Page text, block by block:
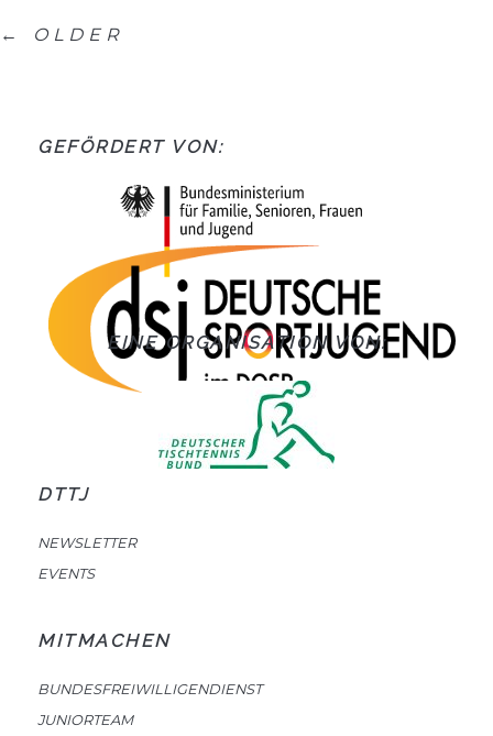
← OLDER
GEFÖRDERT VON:
EINE ORGANISATION VON:
DTTJ
NEWSLETTER
EVENTS
MITMACHEN
BUNDESFREIWILLIGENDIENST
JUNIORTEAM